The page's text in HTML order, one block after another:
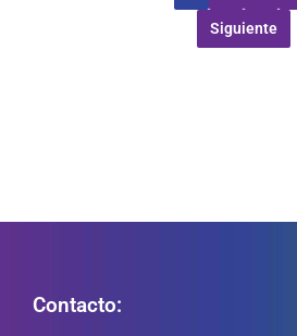
Siguiente
Contacto: